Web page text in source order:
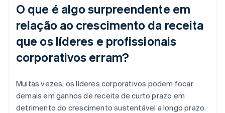
O que é algo surpreendente em
relação ao crescimento da receita
que os líderes e profissionais
corporativos erram?
Muitas vezes, os líderes corporativos podem focar
demais em ganhos de receita de curto prazo em
detrimento do crescimento sustentável a longo prazo.